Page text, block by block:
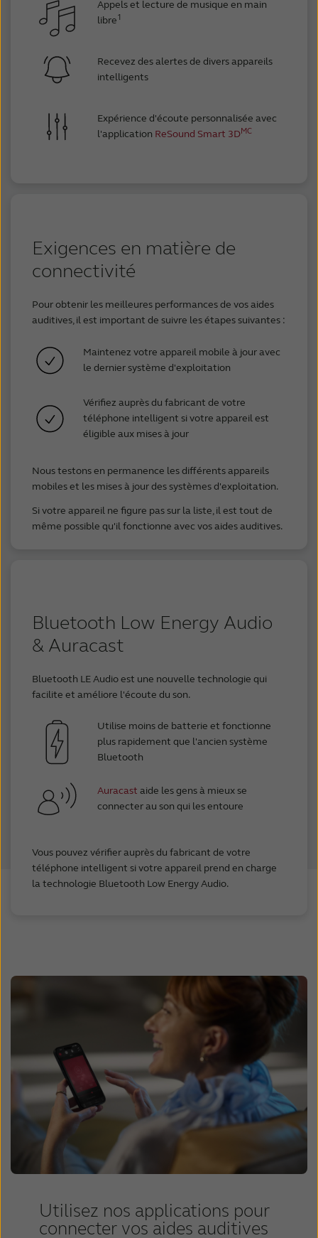
Appels et lecture de musique en main
libre1
Recevez des alertes de divers appareils
intelligents
Expérience d'écoute personnalisée avec
l'application ReSound Smart 3DMC
Exigences en matière de
connectivité
Pour obtenir les meilleures performances de vos aides
auditives, il est important de suivre les étapes suivantes :
Maintenez votre appareil mobile à jour avec
le dernier système d'exploitation
Vérifiez auprès du fabricant de votre
téléphone intelligent si votre appareil est
éligible aux mises à jour
Nous testons en permanence les différents appareils
mobiles et les mises à jour des systèmes d'exploitation.
Si votre appareil ne figure pas sur la liste, il est tout de
même possible qu'il fonctionne avec vos aides auditives.
Bluetooth Low Energy Audio
& Auracast
Bluetooth LE Audio est une nouvelle technologie qui
facilite et améliore l'écoute du son.
Utilise moins de batterie et fonctionne
plus rapidement que l'ancien système
Bluetooth
Auracast aide les gens à mieux se
connecter au son qui les entoure
Vous pouvez vérifier auprès du fabricant de votre
téléphone intelligent si votre appareil prend en charge
la technologie Bluetooth Low Energy Audio.
Utilisez nos applications pour
connecter vos aides auditives